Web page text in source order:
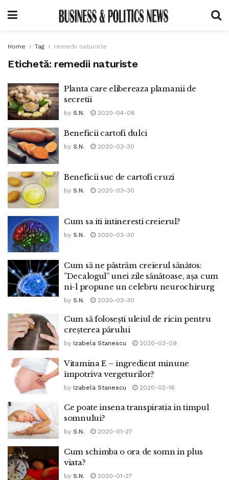
Home Tag remedii naturiste
Etichetă: remedii naturiste
Planta care elibereaza plamanii de
secretii
by S.N. 2020-04-08
Beneficii cartofi dulci
by S.N. 2020-03-30
Beneficii suc de cartofi cruzi
by S.N. 2020-03-30
Cum sa iti intineresti creierul?
by S.N. 2020-03-30
Cum să ne păstrăm creierul sănătos:
”Decalogul” unei zile sănătoase, așa cum
ni-l propune un celebru neurochirurg
by S.N. 2020-03-30
Cum să folosești uleiul de ricin pentru
creșterea părului
by Izabela Stanescu 2020-03-09
Vitamina E – ingredient minune
împotriva vergeturilor?
by Izabela Stanescu 2020-02-16
Ce poate insena transpiratia in timpul
somnului?
by S.N. 2020-01-27
Cum schimba o ora de somn in plus
viata?
by S.N. 2020-01-27